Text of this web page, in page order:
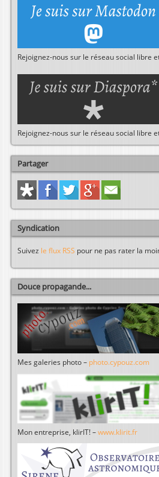
Rejoignez-nous sur le réseau social libre
Rejoignez-nous sur le réseau social libre
Partager
Syndication
Suivez le flux RSS pour ne pas rater la
Douce propagande...
Mes galeries photo – photo.cypouz.com
Mon entreprise, klirIT! – www.klirit.fr